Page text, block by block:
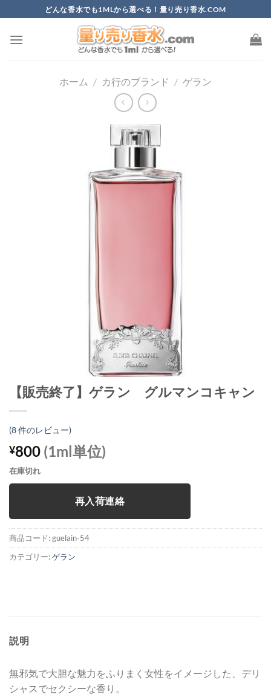
to
content
どんな香水でも1MLから選べる！量り売り香水.COM
ホーム / カ行のブランド / ゲラン
【販売終了】ゲラン グルマンコキャン
(8件のレビュー)
¥800 (1ml単位)
在庫切れ
再入荷連絡
商品コード:guelain-54
カテゴリー:ゲラン
説明
無邪気で大胆な魅力をふりまく女性をイメージした、デリ
シャスでセクシーな香り。